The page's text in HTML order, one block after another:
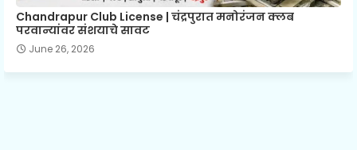
Chandrapur Club License | चंद्रपुरात मनोरंजन क्लब
परवान्यांवर संशयाचे सावट
June 26, 2026